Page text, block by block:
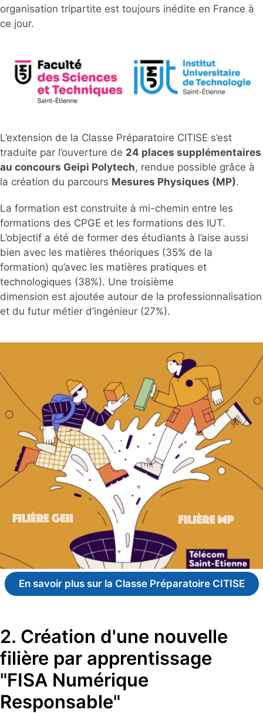
organisation tripartite est toujours inédite en France à
ce jour.
L’extension de la Classe Préparatoire CITISE s’est
traduite par l’ouverture de 24 places supplémentaires
au concours Geipi Polytech, rendue possible grâce à
la création du parcours Mesures Physiques (MP).
La formation est construite à mi-chemin entre les
formations des CPGE et les formations des IUT.
L’objectif a été de former des étudiants à l’aise aussi
bien avec les matières théoriques (35% de la
formation) qu’avec les matières pratiques et
technologiques (38%). Une troisième
dimension est ajoutée autour de la professionnalisation
et du futur métier d’ingénieur (27%).
En savoir plus sur la Classe Préparatoire CITISE
2. Création d'une nouvelle
filière par apprentissage
"FISA Numérique
Responsable"